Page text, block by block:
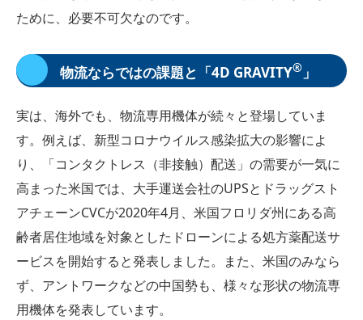
ために、必要不可欠なのです。
物流ならではの課題と「4D GRAVITY® 」
実は、海外でも、物流専用機体が続々と登場していま
す。例えば、新型コロナウイルス感染拡大の影響によ
り、「コンタクトレス（非接触）配送」の需要が一気に
高まった米国では、大手運送会社のUPSとドラッグスト
アチェーンCVCが2020年4月、米国フロリダ州にある高
齢者居住地域を対象としたドローンによる処方薬配送サ
ービスを開始すると発表しました。また、米国のみなら
ず、アントワークなどの中国勢も、様々な形状の物流専
用機体を発表しています。